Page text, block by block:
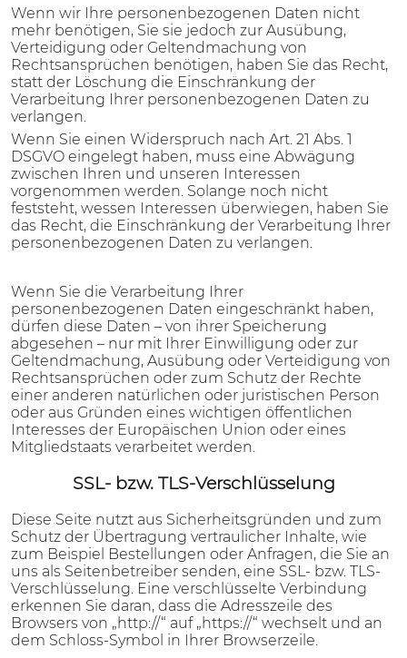
Wenn wir Ihre personenbezogenen Daten nicht
mehr benötigen, Sie sie jedoch zur Ausübung,
Verteidigung oder Geltendmachung von
Rechtsansprüchen benötigen, haben Sie das Recht,
statt der Löschung die Einschränkung der
Verarbeitung Ihrer personenbezogenen Daten zu
verlangen.
Wenn Sie einen Widerspruch nach Art. 21 Abs. 1
DSGVO eingelegt haben, muss eine Abwägung
zwischen Ihren und unseren Interessen
vorgenommen werden. Solange noch nicht
feststeht, wessen Interessen überwiegen, haben Sie
das Recht, die Einschränkung der Verarbeitung Ihrer
personenbezogenen Daten zu verlangen.
Wenn Sie die Verarbeitung Ihrer
personenbezogenen Daten eingeschränkt haben,
dürfen diese Daten – von ihrer Speicherung
abgesehen – nur mit Ihrer Einwilligung oder zur
Geltendmachung, Ausübung oder Verteidigung von
Rechtsansprüchen oder zum Schutz der Rechte
einer anderen natürlichen oder juristischen Person
oder aus Gründen eines wichtigen öffentlichen
Interesses der Europäischen Union oder eines
Mitgliedstaats verarbeitet werden.
SSL- bzw. TLS-Verschlüsselung
Diese Seite nutzt aus Sicherheitsgründen und zum
Schutz der Übertragung vertraulicher Inhalte, wie
zum Beispiel Bestellungen oder Anfragen, die Sie an
uns als Seitenbetreiber senden, eine SSL- bzw. TLS-
Verschlüsselung. Eine verschlüsselte Verbindung
erkennen Sie daran, dass die Adresszeile des
Browsers von „http://“ auf „https://“ wechselt und an
dem Schloss-Symbol in Ihrer Browserzeile.